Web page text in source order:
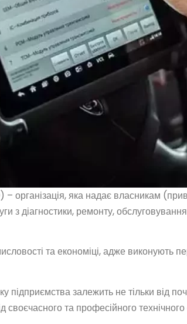
– організація, яка надає власникам
з діагностики, ремонту,
та економіці, адже виконують
залежить не тільки від
своєчасного та професійного